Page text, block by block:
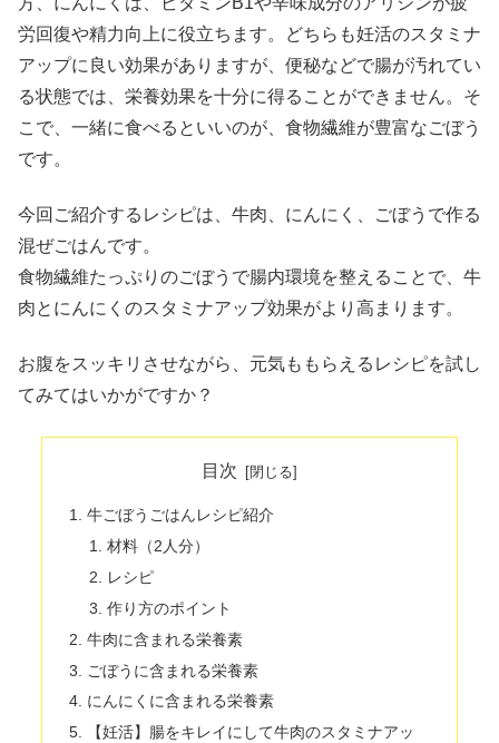
労回復や精力向上に役立ちます。どちらも妊活のスタミナ
アップに良い効果がありますが、便秘などで腸が汚れてい
る状態では、栄養効果を十分に得ることができません。そ
こで、一緒に食べるといいのが、食物繊維が豊富なごぼう
です。
今回ご紹介するレシピは、牛肉、にんにく、ごぼうで作る
混ぜごはんです。
食物繊維たっぷりのごぼうで腸内環境を整えることで、牛
肉とにんにくのスタミナアップ効果がより高まります。
お腹をスッキリさせながら、元気ももらえるレシピを試し
てみてはいかがですか？
目次
牛ごぼうごはんレシピ紹介
材料（2人分）
レシピ
作り方のポイント
牛肉に含まれる栄養素
ごぼうに含まれる栄養素
にんにくに含まれる栄養素
【妊活】腸をキレイにして牛肉のスタミナアッ